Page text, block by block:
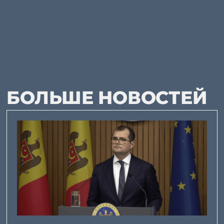
БОЛЬШЕ НОВОСТЕЙ